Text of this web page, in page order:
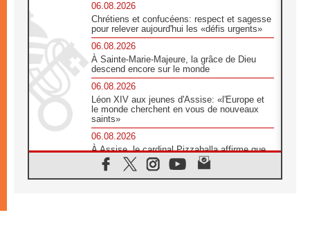
06.08.2026
Chrétiens et confucéens: respect et sagesse
pour relever aujourd'hui les «défis urgents»
06.08.2026
À Sainte-Marie-Majeure, la grâce de Dieu
descend encore sur le monde
06.08.2026
Léon XIV aux jeunes d'Assise: «l'Europe et
le monde cherchent en vous de nouveaux
saints»
06.08.2026
À Assise, le cardinal Pizzaballa affirme que
«les chrétiens veulent la paix»
06.08.2026